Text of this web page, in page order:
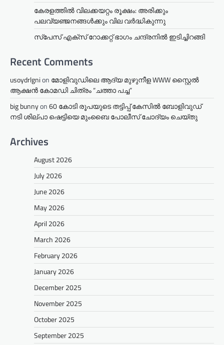
കേരളത്തില്‍ വിലക്കയറ്റം രൂക്ഷം: അരിക്കും
പലവ്യഞ്ജനങ്ങള്‍ക്കും വില വർദ്ധികുന്നു
സ്‌പേസ് എക്‌സ് റോക്കറ്റ് ഭാഗം ചന്ദ്രനില്‍ ഇടിച്ചിറങ്ങി
Recent Comments
usoydrlgnion മോളിവുഡിലെ ആദ്യ മുഴുനീള WWW സ്റ്റൈൽ
ആക്ഷൻ കോമഡി ചിത്രം “ചത്താ പച്ച”
big bunnyon60 കോടി രൂപയുടെ തട്ടിപ്പ് കേസിൽ ബോളിവുഡ്
നടി ശില്പാ ഷെട്ടിയെ മുംബൈ പോലീസ് ചോദ്യം ചെയ്തു
Archives
August 2026
July 2026
June 2026
May 2026
April 2026
March 2026
February 2026
January 2026
December 2025
November 2025
October 2025
September 2025